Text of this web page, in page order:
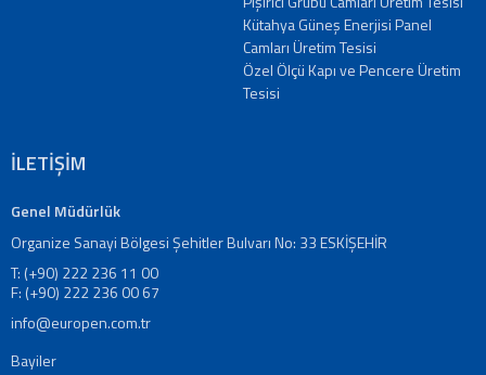
Kütahya Güneş Enerjisi Panel
Camları Üretim Tesisi
Özel Ölçü Kapı ve Pencere Üretim
Tesisi
İLETİŞİM
Genel Müdürlük
Organize Sanayi Bölgesi Şehitler Bulvarı No: 33 ESKİŞEHİR
T: (+90) 222 236 11 00
F: (+90) 222 236 00 67
info@europen.com.tr
Bayiler